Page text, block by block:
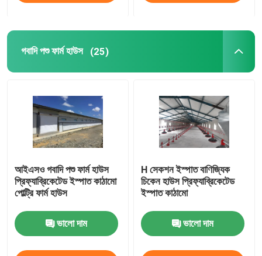
গবাদি পশু ফার্ম হাউস (25)
আইএসও গবাদি পশু ফার্ম হাউস
প্রিফ্যাব্রিকেটেড ইস্পাত কাঠামো
পোল্ট্রি ফার্ম হাউস
ভালো দাম
H সেকশন ইস্পাত বাণিজ্যিক
চিকেন হাউস প্রিফ্যাব্রিকেটেড
ইস্পাত কাঠামো
ভালো দাম